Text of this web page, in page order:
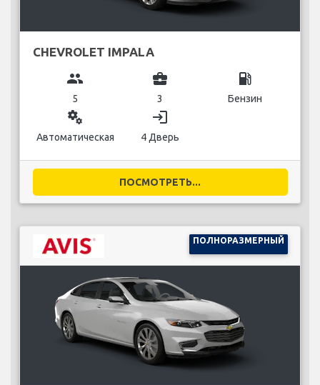
CHEVROLET IMPALA
group
5
business_center
3
local_gas_station
Бензин
miscellaneous_services
Автоматическая
login
4 Дверь
ПОСМОТРЕТЬ...
ПОЛНОРАЗМЕРНЫЙ